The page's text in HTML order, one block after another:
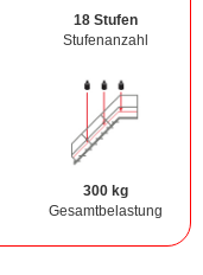
18 Stufen
Stufenanzahl
300 kg
Gesamtbelastung